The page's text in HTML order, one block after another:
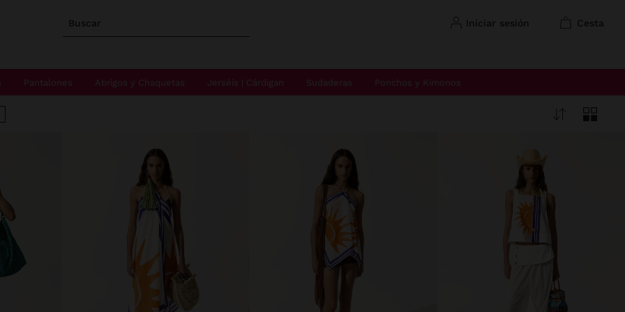
Buscar iniciar sesión cesta
Pantalones Abrigos y Chaquetas Jerséis | Cárdigan Sudaderas Ponchos y Kimonos